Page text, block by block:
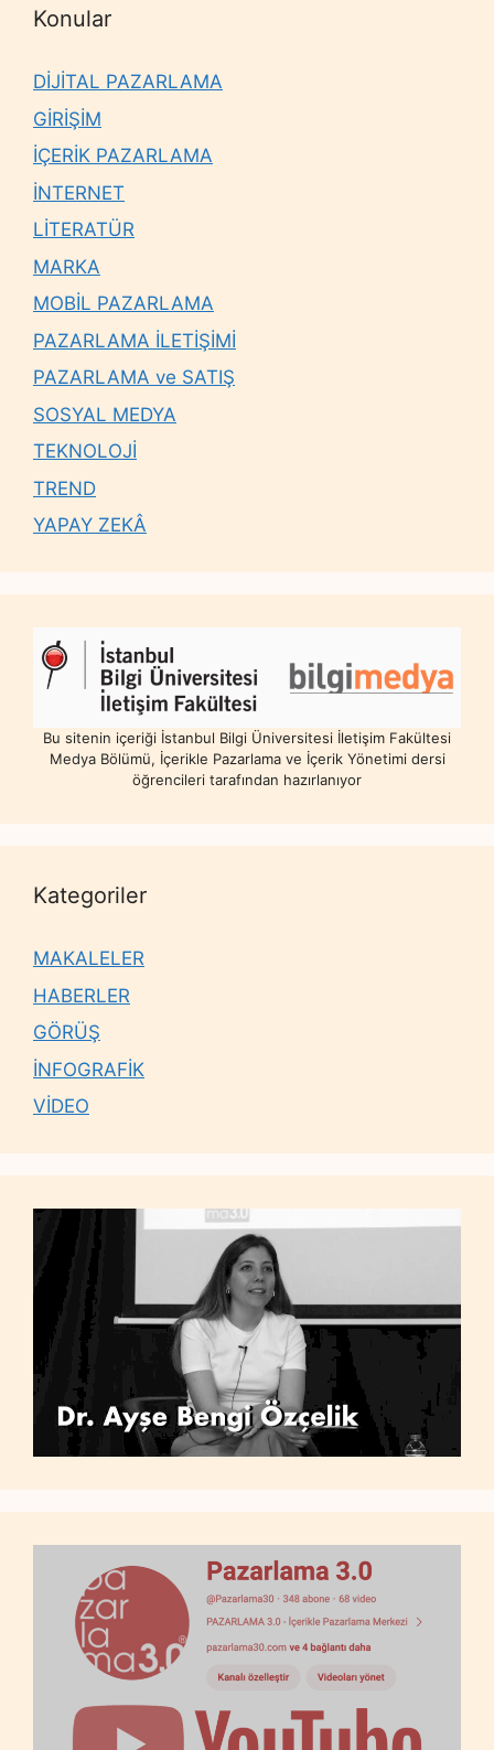
Konular
DİJİTAL PAZARLAMA
GİRİŞİM
İÇERİK PAZARLAMA
İNTERNET
LİTERATÜR
MARKA
MOBİL PAZARLAMA
PAZARLAMA İLETİŞİMİ
PAZARLAMA ve SATIŞ
SOSYAL MEDYA
TEKNOLOJİ
TREND
YAPAY ZEKÂ
Bu sitenin içeriği İstanbul Bilgi Üniversitesi İletişim Fakültesi
Medya Bölümü, İçerikle Pazarlama ve İçerik Yönetimi dersi
öğrencileri tarafından hazırlanıyor
Kategoriler
MAKALELER
HABERLER
GÖRÜŞ
İNFOGRAFİK
VİDEO